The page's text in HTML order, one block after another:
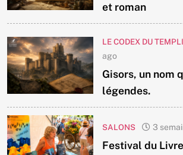
et roman
LE CODEX DU
ago
Gisors, un nom
légendes.
SALONS 3
Festival du